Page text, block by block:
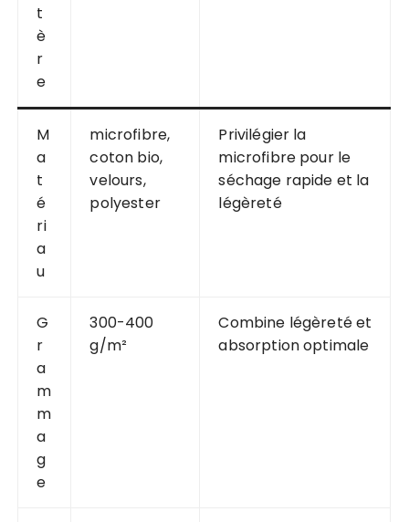
t
è
r
e
M
a
t
é
ri
a
u
microfibre,
coton bio,
velours,
polyester
Privilégier la
microfibre pour le
séchage rapide et la
légèreté
G
r
a
m
m
a
g
e
300-400
g/m²
Combine légèreté et
absorption optimale